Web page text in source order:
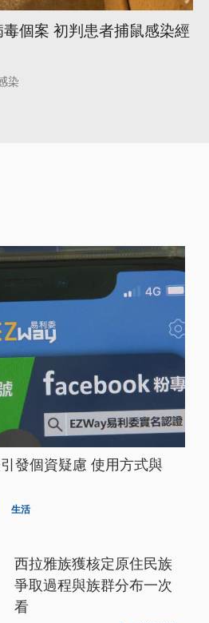
個案 初判患者捕鼠感染經
染
發個資疑慮 使用方式與
生活
西拉雅族獲核定原住民族
爭取過程與族群分布一次
看